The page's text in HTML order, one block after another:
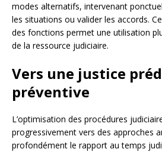
modes alternatifs, intervenant
les situations ou valider les accords.
des fonctions permet une utilisation
de la ressource judiciaire.
Vers une justice
préventive
L’optimisation des procédures
progressivement vers des approches
profondément le rapport au temps